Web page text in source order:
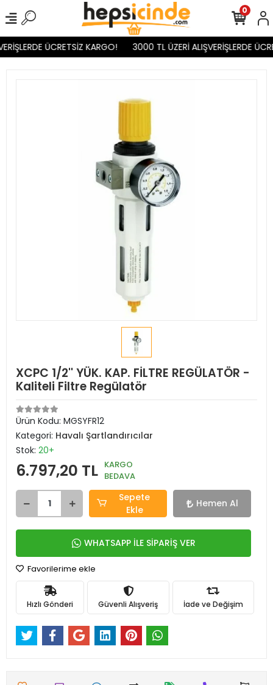
ÜCRETSİZ KARGO! 3000 TL ÜZERİ ALIŞVERİŞLERDE
0
XCPC 1/2'' YÜK. KAP. FİLTRE REGÜLATÖR -
Kaliteli Filtre Regülatör
Ürün Kodu: MGSYFR12
Kategori: Havalı Şartlandırıcılar
Stok: 20+
6.797,20 TL KARGO
BEDAVA
Sepete
Ekle
Hemen Al
WHATSAPP İLE SİPARİŞ VER
Favorilerime ekle
Hızlı Gönderi Güvenli Alışveriş İade ve Değişim